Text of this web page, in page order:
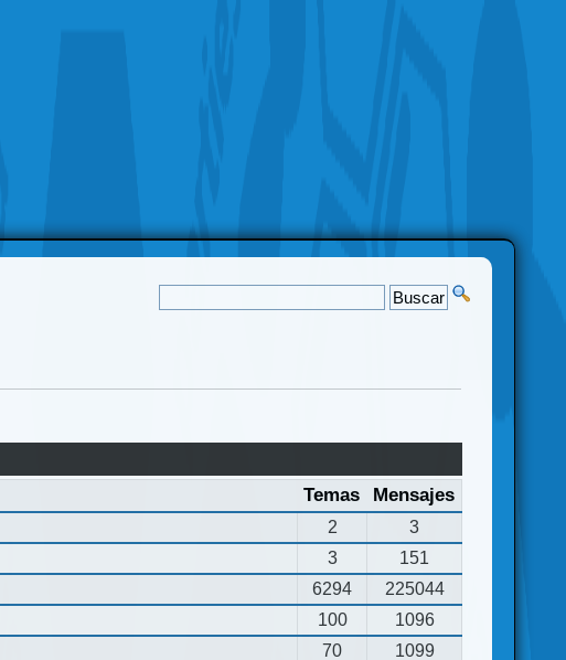
Temas Mensajes
2
3
3
151
6294
225044
100
1096
70
1099